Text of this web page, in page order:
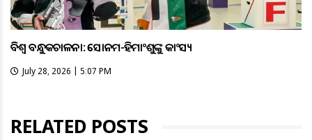
ବିଶ୍ବ ବନ୍ଧୁକଚାଳନା: ସୋନମ-ହିମାଂଶୁଙ୍କୁ କାଂସ୍ୟ
July 28, 2026 | 5:07 PM
RELATED POSTS